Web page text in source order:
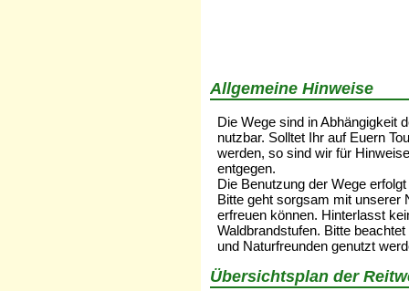
Allgemeine Hinweise
Die Wege sind in Abhängigkeit
nutzbar. Solltet Ihr auf Euern
werden, so sind wir für
entgegen.
Die Benutzung der Wege
Bitte geht sorgsam mit unserer
erfreuen können. Hinterlasst
Waldbrandstufen. Bitte
und Naturfreunden genutzt
Übersichtsplan der